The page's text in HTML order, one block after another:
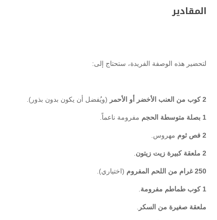
المقادير
لتحضير هذه الوصفة الفريدة، ستحتاج إلى:
2 كوب من العنب الأخضر أو الأحمر (ويُفضل أن يكون بدون بذور).
1 بصلة متوسطة الحجم مفرومة ناعماً.
2 فص ثوم مهروس.
2 ملعقة كبيرة زيت زيتون
250 غرام من اللحم المفروم (اختياري).
1 كوب طماطم مفرومة
ملعقة صغيرة من السكر